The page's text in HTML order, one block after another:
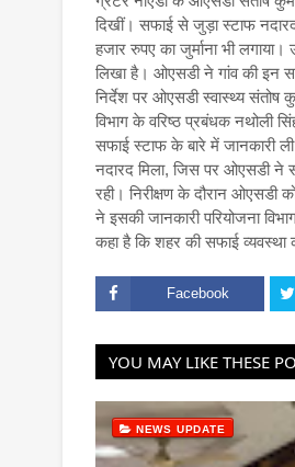
दिखीं। सफाई से जुड़ा स्टाफ
हजार रुपए का जुर्माना भी
लिखा है। ओएसडी ने गांव की इन
निर्देश पर ओएसडी स्वास्थ्य संतोष
विभाग के वरिष्ठ प्रबंधक नथोली
सफाई स्टाफ के बारे में जानकारी
नदारद मिला, जिस पर ओएसडी ने
रही। निरीक्षण के दौरान ओएसडी
ने इसकी जानकारी परियोजना
कहा है कि शहर की सफाई व्यवस्था
Facebook
YOU MAY LIKE THESE
NEWS UPDATE